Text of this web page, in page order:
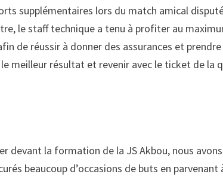
supplémentaires lors du match amical
le staff technique a tenu à profiter au
de réussir à donner des assurances et
meilleur résultat et revenir avec le ticket de la
devant la formation de la JS Akbou, nous
beaucoup d’occasions de buts en